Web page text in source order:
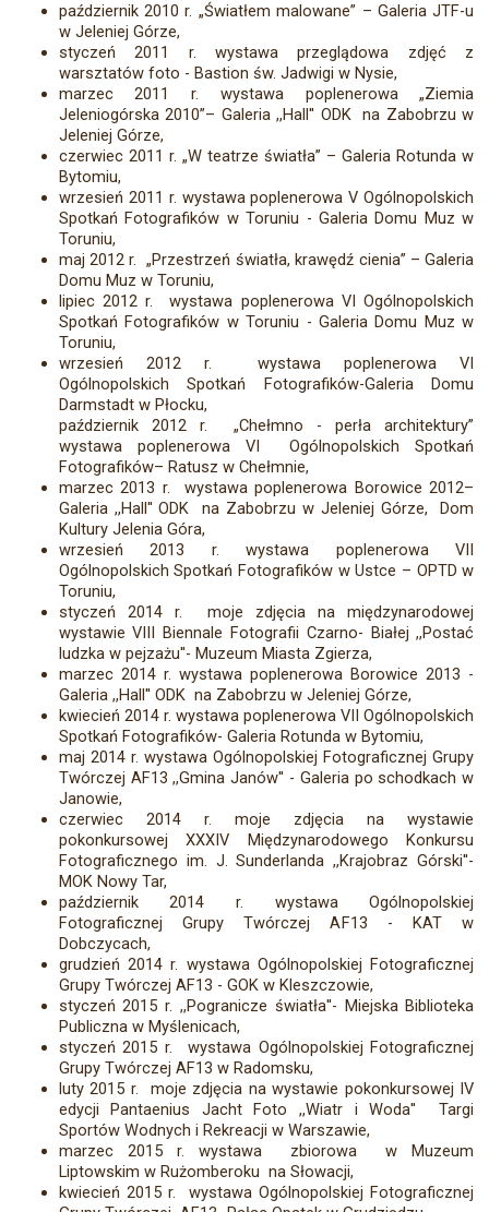
październik 2010 r. „Światłem malowane” – Galeria JTF-u
w Jeleniej Górze,
styczeń 2011 r. wystawa przeglądowa zdjęć z
warsztatów foto - Bastion św. Jadwigi w Nysie,
marzec 2011 r. wystawa poplenerowa „Ziemia
Jeleniogórska 2010”– Galeria ,,Hall'' ODK na Zabobrzu w
Jeleniej Górze,
czerwiec 2011 r. „W teatrze światła” – Galeria Rotunda w
Bytomiu,
wrzesień 2011 r. wystawa poplenerowa V Ogólnopolskich
Spotkań Fotografików w Toruniu - Galeria Domu Muz w
Toruniu,
maj 2012 r. „Przestrzeń światła, krawędź cienia” – Galeria
Domu Muz w Toruniu,
lipiec 2012 r. wystawa poplenerowa VI Ogólnopolskich
Spotkań Fotografików w Toruniu - Galeria Domu Muz w
Toruniu,
wrzesień 2012 r. wystawa poplenerowa VI
Ogólnopolskich Spotkań Fotografików-Galeria Domu
Darmstadt w Płocku,
październik 2012 r. „Chełmno - perła architektury”
wystawa poplenerowa VI Ogólnopolskich Spotkań
Fotografików– Ratusz w Chełmnie,
marzec 2013 r. wystawa poplenerowa Borowice 2012–
Galeria ,,Hall'' ODK na Zabobrzu w Jeleniej Górze, Dom
Kultury Jelenia Góra,
wrzesień 2013 r. wystawa poplenerowa VII
Ogólnopolskich Spotkań Fotografików w Ustce – OPTD w
Toruniu,
styczeń 2014 r. moje zdjęcia na międzynarodowej
wystawie VIII Biennale Fotografii Czarno- Białej ,,Postać
ludzka w pejzażu''- Muzeum Miasta Zgierza,
marzec 2014 r. wystawa poplenerowa Borowice 2013 -
Galeria ,,Hall'' ODK na Zabobrzu w Jeleniej Górze,
kwiecień 2014 r. wystawa poplenerowa VII Ogólnopolskich
Spotkań Fotografików- Galeria Rotunda w Bytomiu,
maj 2014 r. wystawa Ogólnopolskiej Fotograficznej Grupy
Twórczej AF13 ,,Gmina Janów'' - Galeria po schodkach w
Janowie,
czerwiec 2014 r. moje zdjęcia na wystawie
pokonkursowej XXXIV Międzynarodowego Konkursu
Fotograficznego im. J. Sunderlanda ,,Krajobraz Górski''-
MOK Nowy Tar,
październik 2014 r. wystawa Ogólnopolskiej
Fotograficznej Grupy Twórczej AF13 - KAT w
Dobczycach,
grudzień 2014 r. wystawa Ogólnopolskiej Fotograficznej
Grupy Twórczej AF13 - GOK w Kleszczowie,
styczeń 2015 r. ,,Pogranicze światła''- Miejska Biblioteka
Publiczna w Myślenicach,
styczeń 2015 r. wystawa Ogólnopolskiej Fotograficznej
Grupy Twórczej AF13 w Radomsku,
luty 2015 r. moje zdjęcia na wystawie pokonkursowej IV
edycji Pantaenius Jacht Foto ,,Wiatr i Woda'' Targi
Sportów Wodnych i Rekreacji w Warszawie,
marzec 2015 r. wystawa zbiorowa w Muzeum
Liptowskim w Rużomberoku na Słowacji,
kwiecień 2015 r. wystawa Ogólnopolskiej Fotograficznej